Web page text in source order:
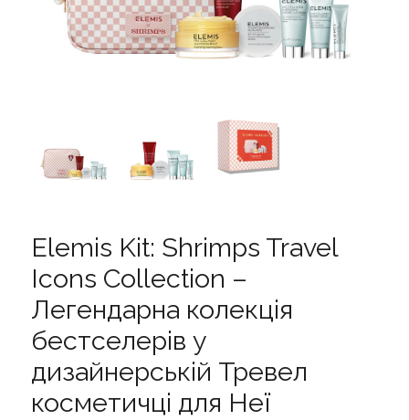
Elemis Kit: Shrimps Travel
Icons Collection –
Легендарна колекція
бестселерів у
дизайнерській Тревел
косметичці для Неї